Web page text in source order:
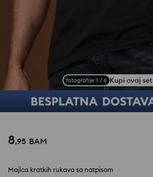
fotografije 1 / 6 Kupi ovaj set
8,95 BAM
Majica kratkih rukava sa natpisom